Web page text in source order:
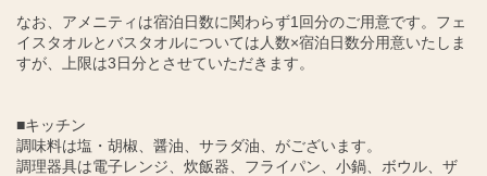
なお、アメニティは宿泊日数に関わらず1回分のご用意です。フェ
イスタオルとバスタオルについては人数×宿泊日数分用意いたしま
すが、上限は3日分とさせていただきます。
■キッチン
調味料は塩・胡椒、醤油、サラダ油、がございます。
調理器具は電子レンジ、炊飯器、フライパン、小鍋、ボウル、ザ